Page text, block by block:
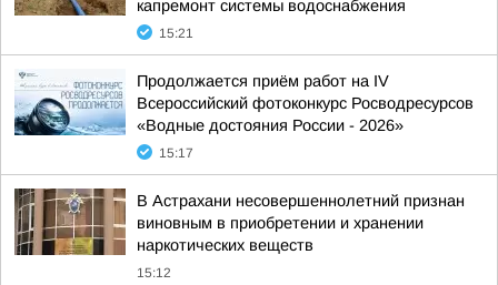
капремонт системы водоснабжения
15:21
Продолжается приём работ на IV
Всероссийский фотоконкурс Росводресурсов
«Водные достояния России - 2026»
15:17
В Астрахани несовершеннолетний признан
виновным в приобретении и хранении
наркотических веществ
15:12